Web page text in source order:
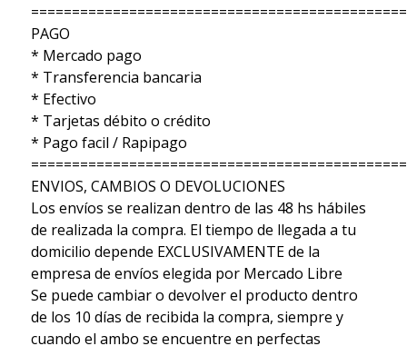
PAGO
* Mercado pago
* Transferencia bancaria
* Efectivo
* Tarjetas débito o crédito
* Pago facil / Rapipago
ENVIOS, CAMBIOS O DEVOLUCIONES
Los envíos se realizan dentro de las 48 hs hábiles
de realizada la compra. El tiempo de llegada a tu
domicilio depende EXCLUSIVAMENTE de la
empresa de envíos elegida por Mercado Libre
Se puede cambiar o devolver el producto dentro
de los 10 días de recibida la compra, siempre y
cuando el ambo se encuentre en perfectas